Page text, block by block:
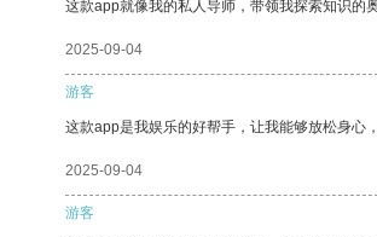
这款app就像我的私人导师，带领我探索知识的奥
2025-09-04
游客
这款app是我娱乐的好帮手，让我能够放松身心
2025-09-04
游客